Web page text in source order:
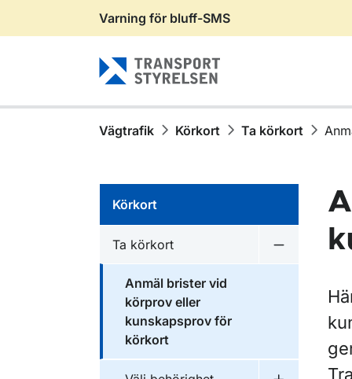
Gå till sidans innehåll
Varning för bluff-SMS
Vägtrafik Körkort Ta körkort
Körkort
Ta körkort
Anmäl brister vid
körprov eller
kunskapsprov för
körkort